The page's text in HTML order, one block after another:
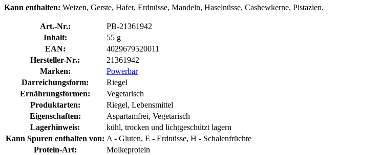
Kann enthalten: Weizen, Gerste, Hafer, Erdnüsse, Mandeln, Haselnüsse, Cashewkerne, Pistazien.
Art.-Nr.:
PB-21361942
Inhalt:
55 g
EAN:
4029679520011
Hersteller-Nr.:
21361942
Marken:
Powerbar
Darreichungsform:
Riegel
Ernährungsformen:
Vegetarisch
Produktarten:
Riegel, Lebensmittel
Eigenschaften:
Aspartamfrei, Vegetarisch
Lagerhinweis:
kühl, trocken und lichtgeschützt lagern
Kann Spuren enthalten von: A - Gluten, E - Erdnüsse, H - Schalenfrüchte
Protein-Art:
Molkeprotein